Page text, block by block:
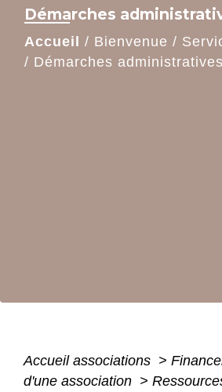
Démarches
Accueil / Bienvenue /
/ Démarches administratives
Accueil associations >
d'une association >